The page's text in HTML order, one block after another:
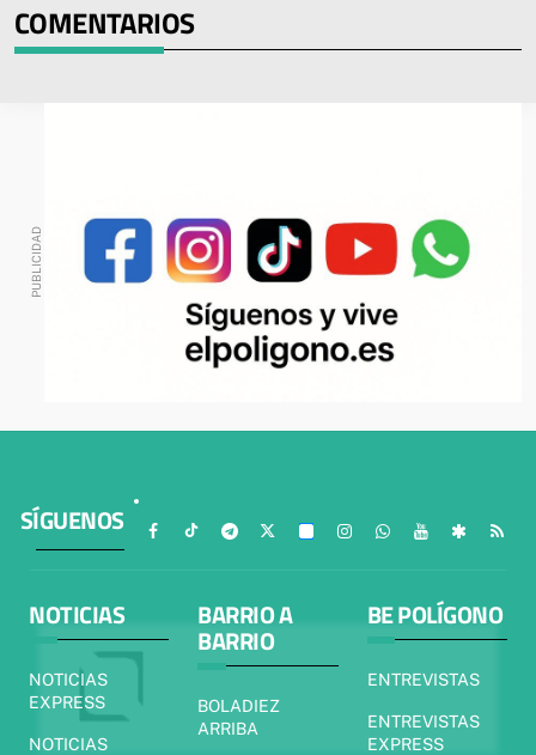
COMENTARIOS
SÍGUENOS
NOTICIAS
NOTICIAS
EXPRESS
NOTICIAS
BARRIO A
BARRIO
BOLADIEZ
ARRIBA
BE POLÍGONO
ENTREVISTAS
ENTREVISTAS
EXPRESS